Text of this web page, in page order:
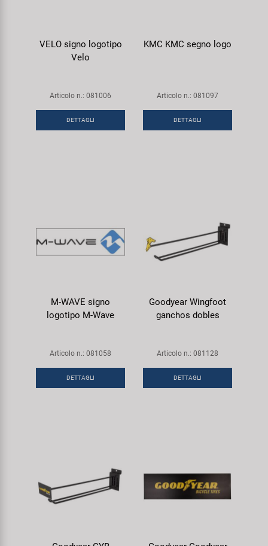
VELO signo logotipo
Velo
Articolo n.: 081006
DETTAGLI
KMC KMC segno logo
Articolo n.: 081097
DETTAGLI
M-WAVE signo
logotipo M-Wave
Articolo n.: 081058
DETTAGLI
Goodyear Wingfoot
ganchos dobles
Articolo n.: 081128
DETTAGLI